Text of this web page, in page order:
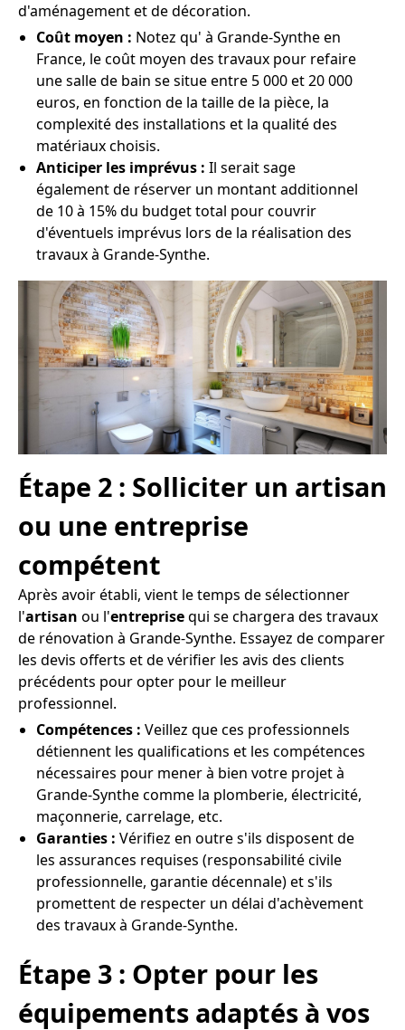
d'aménagement et de décoration.
Coût moyen : Notez qu' à Grande-Synthe en
France, le coût moyen des travaux pour refaire
une salle de bain se situe entre 5 000 et 20 000
euros, en fonction de la taille de la pièce, la
complexité des installations et la qualité des
matériaux choisis.
Anticiper les imprévus : Il serait sage
également de réserver un montant additionnel
de 10 à 15% du budget total pour couvrir
d'éventuels imprévus lors de la réalisation des
travaux à Grande-Synthe.
Étape 2 : Solliciter un artisan
ou une entreprise
compétent
Après avoir établi, vient le temps de sélectionner
l'artisan ou l'entreprisequi se chargera des travaux
de rénovation à Grande-Synthe. Essayez de comparer
les devis offerts et de vérifier les avis des clients
précédents pour opter pour le meilleur
professionnel.
Compétences : Veillez que ces professionnels
détiennent les qualifications et les compétences
nécessaires pour mener à bien votre projet à
Grande-Synthe comme la plomberie, électricité,
maçonnerie, carrelage, etc.
Garanties : Vérifiez en outre s'ils disposent de
les assurances requises (responsabilité civile
professionnelle, garantie décennale) et s'ils
promettent de respecter un délai d'achèvement
des travaux à Grande-Synthe.
Étape 3 : Opter pour les
équipements adaptés à vos